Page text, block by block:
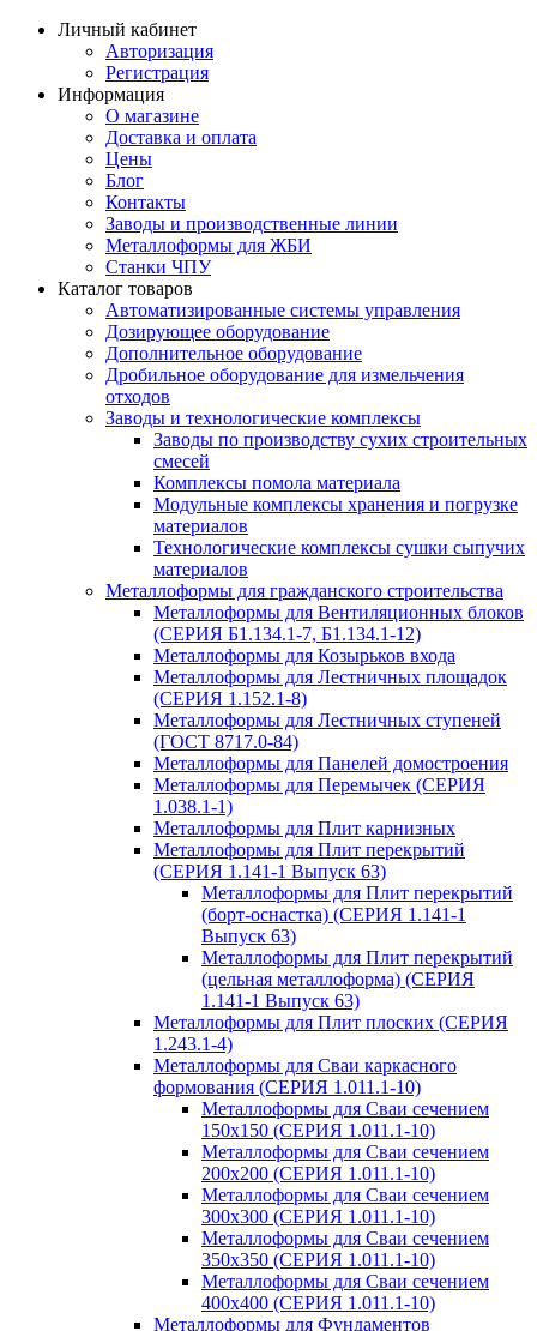
Личный кабинет
Авторизация
Регистрация
Информация
О магазине
Доставка и оплата
Цены
Блог
Контакты
Заводы и производственные линии
Металлоформы для ЖБИ
Станки ЧПУ
Каталог товаров
Автоматизированные системы управления
Дозирующее оборудование
Дополнительное оборудование
Дробильное оборудование для измельчения
отходов
Заводы и технологические комплексы
Заводы по производству сухих строительных
смесей
Комплексы помола материала
Модульные комплексы хранения и погрузке
материалов
Технологические комплексы сушки сыпучих
материалов
Металлоформы для гражданского строительства
Металлоформы для Вентиляционных блоков
(СЕРИЯ Б1.134.1-7, Б1.134.1-12)
Металлоформы для Козырьков входа
Металлоформы для Лестничных площадок
(СЕРИЯ 1.152.1-8)
Металлоформы для Лестничных ступеней
(ГОСТ 8717.0-84)
Металлоформы для Панелей домостроения
Металлоформы для Перемычек (СЕРИЯ
1.038.1-1)
Металлоформы для Плит карнизных
Металлоформы для Плит перекрытий
(СЕРИЯ 1.141-1 Выпуск 63)
Металлоформы для Плит перекрытий
(борт-оснастка) (СЕРИЯ 1.141-1
Выпуск 63)
Металлоформы для Плит перекрытий
(цельная металлоформа) (СЕРИЯ
1.141-1 Выпуск 63)
Металлоформы для Плит плоских (СЕРИЯ
1.243.1-4)
Металлоформы для Сваи каркасного
формования (СЕРИЯ 1.011.1-10)
Металлоформы для Сваи сечением
150х150 (СЕРИЯ 1.011.1-10)
Металлоформы для Сваи сечением
200х200 (СЕРИЯ 1.011.1-10)
Металлоформы для Сваи сечением
300х300 (СЕРИЯ 1.011.1-10)
Металлоформы для Сваи сечением
350х350 (СЕРИЯ 1.011.1-10)
Металлоформы для Сваи сечением
400х400 (СЕРИЯ 1.011.1-10)
Металлоформы для Фундаментов